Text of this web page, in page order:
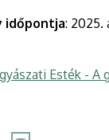
időpontja: 2025.
Esték -